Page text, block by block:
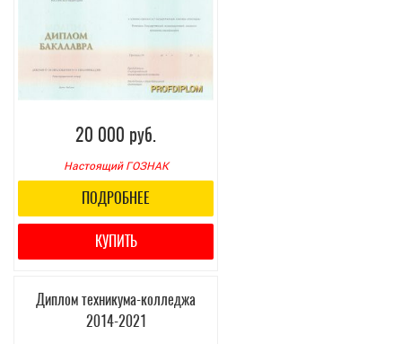
20 000 руб.
Настоящий ГОЗНАК
ПОДРОБНЕЕ
КУПИТЬ
Диплом техникума-колледжа
2014-2021